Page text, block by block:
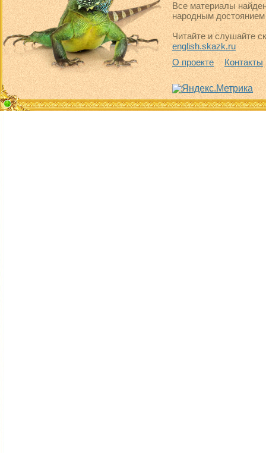
Все материалы
народным достоянием
Читайте и слушайте
english.skazk.ru
О проекте
Контакты